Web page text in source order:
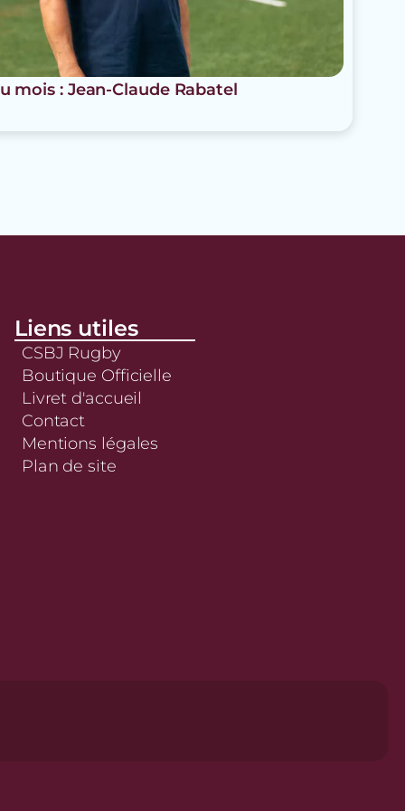
mois : Jean-Claude Rabatel
Liens utiles
CSBJ Rugby
Boutique Officielle
Livret d'accueil
Contact
Mentions légales
Plan de site